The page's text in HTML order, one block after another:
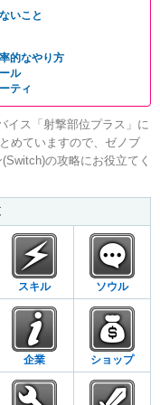
いこと
的なやり方
ル
ティ
イス「射撃部位プラス」に
めていますので、ゼノブ
の攻略にお役立てく
スキル ソウル
企業 ショップ